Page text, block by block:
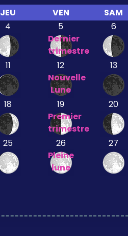
JEU VEN SAM
4
5
Dernier
trimestre
6
11
12
Nouvelle
Lune
13
18
19
Premier
trimestre
20
25
26
Pleine
lune
27